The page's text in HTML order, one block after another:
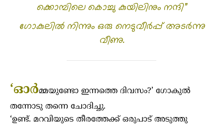
ക്കൊമ്പിലെ കൊച്ചു കുയിലിനും നന്ദി”
ഗോകുലിൽ നിന്നും ഒരു നെടുവീർപ്പ് അടർന്നു
വീണു.
‘ഓർമ്മയുണ്ടോ ഇന്നത്തെ ദിവസം?’ ഗോകുൽ
തന്നോടു തന്നെ ചോദിച്ചു.
‘ഉണ്ട്. മറവിയുടെ തീരത്തേക്ക് ഒരുപാട് അടുത്തു